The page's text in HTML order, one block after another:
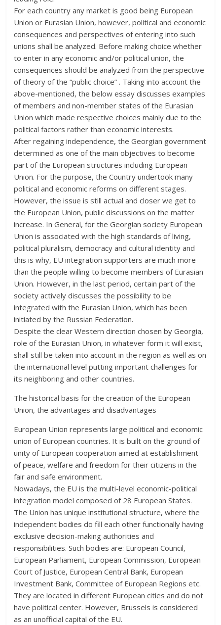
For each country any market is good being European
Union or Eurasian Union, however, political and economic
consequences and perspectives of entering into such
unions shall be analyzed. Before making choice whether
to enter in any economic and/or political union, the
consequences should be analyzed from the perspective
of theory of the “public choice” . Taking into account the
above-mentioned, the below essay discusses examples
of members and non-member states of the Eurasian
Union which made respective choices mainly due to the
political factors rather than economic interests.
After regaining independence, the Georgian government
determined as one of the main objectives to become
part of the European structures including European
Union. For the purpose, the Country undertook many
political and economic reforms on different stages.
However, the issue is still actual and closer we get to
the European Union, public discussions on the matter
increase. In General, for the Georgian society European
Union is associated with the high standards of living,
political pluralism, democracy and cultural identity and
this is why, EU integration supporters are much more
than the people willing to become members of Eurasian
Union. However, in the last period, certain part of the
society actively discusses the possibility to be
integrated with the Eurasian Union, which has been
initiated by the Russian Federation.
Despite the clear Western direction chosen by Georgia,
role of the Eurasian Union, in whatever form it will exist,
shall still be taken into account in the region as well as on
the international level putting important challenges for
its neighboring and other countries.
The historical basis for the creation of the European
Union, the advantages and disadvantages
European Union represents large political and economic
union of European countries. It is built on the ground of
unity of European cooperation aimed at establishment
of peace, welfare and freedom for their citizens in the
fair and safe environment.
Nowadays, the EU is the multi-level economic-political
integration model composed of 28 European States.
The Union has unique institutional structure, where the
independent bodies do fill each other functionally having
exclusive decision-making authorities and
responsibilities. Such bodies are: European Council,
European Parliament, European Commission, European
Court of Justice, European Central Bank, European
Investment Bank, Committee of European Regions etc.
They are located in different European cities and do not
have political center. However, Brussels is considered
as an unofficial capital of the EU.